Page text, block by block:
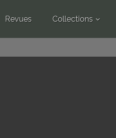
Revues Collections